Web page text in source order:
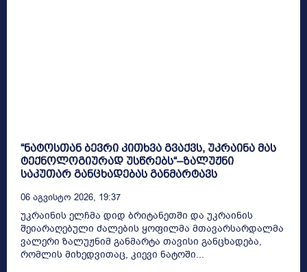
“ნატოსთან ბევრი კითხვა გვაქვს, უკრაინა მას
ტექნოლოგიურად უსწრებს“–ზალუჟნი
საკუთარ განცხადებას განმარტავს
06 Აგვისტო 2026, 19:37
უკრაინის ელჩმა დიდ ბრიტანეთში და უკრაინის
შეიარაღებული ძალების ყოფილმა მთავარსარდალმა
ვალერი ზალუჟნიმ განმარტა თავისი განცხადება,
რომლის მიხედვითაც, კიევი ნატოში...